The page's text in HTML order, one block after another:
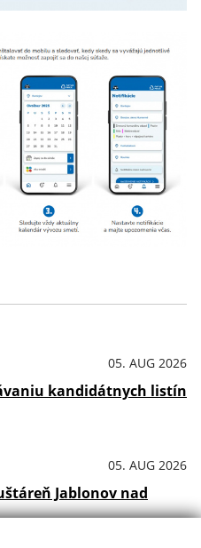
05. AUG 2026
kandidátnych listín
05. AUG 2026
Jablonov nad